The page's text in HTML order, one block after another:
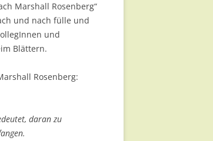
Marshall Rosenberg“
und nach fülle und
und
Blättern.
Rosenberg:
daran zu